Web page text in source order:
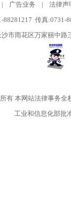
| 广告业务 |
法律声
88281217 传真:0731-
市雨花区万家丽中
有本网站法律事务全
工业和信息化部批